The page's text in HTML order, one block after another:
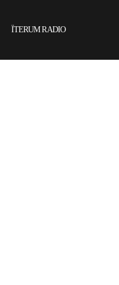
ÏTERUM RADIO